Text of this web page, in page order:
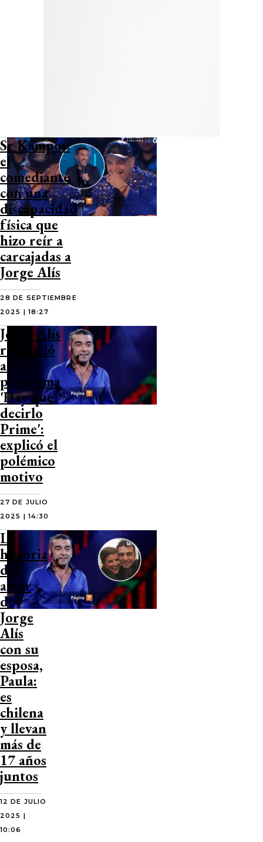
Sr Kampos:
el
comediante
con una
discapacidad
física que
hizo reír a
carcajadas a
Jorge Alís
28 DE SEPTIEMBRE
2025 | 18:27
Jorge Alís
renunció
al
programa
'Hay que
decirlo
Prime':
explicó el
polémico
motivo
27 DE JULIO
2025 | 14:30
La
historia
de
amor
de
Jorge
Alís
con su
esposa,
Paula:
es
chilena
y llevan
más de
17 años
juntos
12 DE JULIO
2025 |
10:06